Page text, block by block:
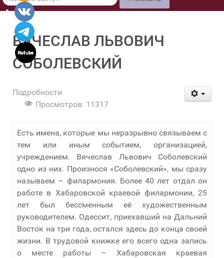
по
сайту
ВЯЧЕСЛАВ ЛЬВОВИЧ
СОБОЛЕВСКИЙ
Подробности
Просмотров: 11317
Есть имена, которые мы неразрывно связываем с
тем или иным событием, организацией,
учреждением. Вячеслав Львович Соболевский
одно из них. Произнося «Соболевский», мы сразу
называем – филармония. Более 40 лет отдал он
работе в Хабаровской краевой филармонии, 25
лет был бессменным её художественным
руководителем. Одессит, приехавший на Дальний
Восток на три года, остался здесь до конца своей
жизни. В трудовой книжке его всего одна запись
о месте работы – Хабаровская краевая